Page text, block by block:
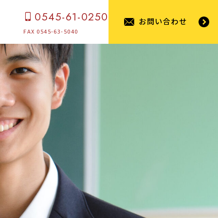
0545-61-0250
FAX 0545-63-5040
お問い合わせ